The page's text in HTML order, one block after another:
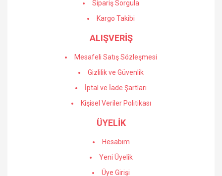
Gönder
Sipariş Sorgula
Kargo Takibi
ALIŞVERİŞ
Mesafeli Satış Sözleşmesi
Gizlilik ve Güvenlik
İptal ve İade Şartları
Kişisel Veriler Politikası
ÜYELİK
Hesabım
Yeni Üyelik
Üye Girişi